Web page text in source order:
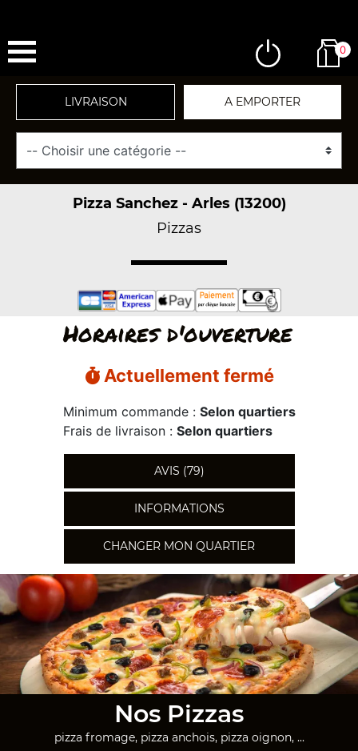
0
LIVRAISON A EMPORTER
Pizza Sanchez - Arles (13200)
Pizzas
Horaires d'ouverture
Actuellement fermé
Minimum commande : Selon quartiers
Frais de livraison : Selon quartiers
AVIS (79)
INFORMATIONS
CHANGER MON QUARTIER
Nos Pizzas
pizza fromage, pizza anchois, pizza oignon, ...